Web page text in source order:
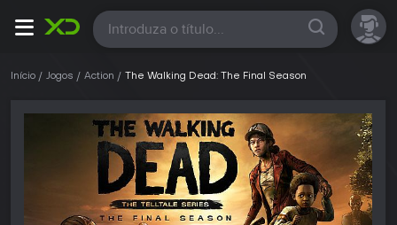
Todas
Início Jogos Action The Walking Dead: The Final Season